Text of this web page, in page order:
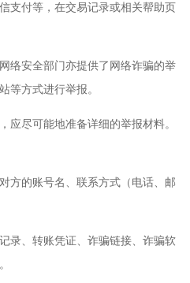
支付等，在交易记录或相关帮助页
络安全部门亦提供了网络诈骗的举
等方式进行举报。
应尽可能地准备详细的举报材料。
方的账号名、联系方式（电话、邮
录、转账凭证、诈骗链接、诈骗软